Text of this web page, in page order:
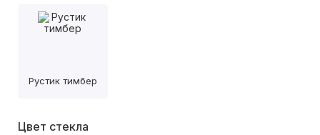
Рустик тимбер
Цвет стекла